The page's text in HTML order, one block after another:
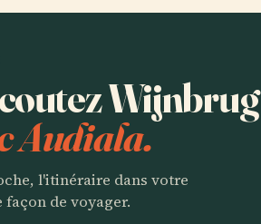
Wijnbrug
Audiala.
l'itinéraire dans votre
de voyager.